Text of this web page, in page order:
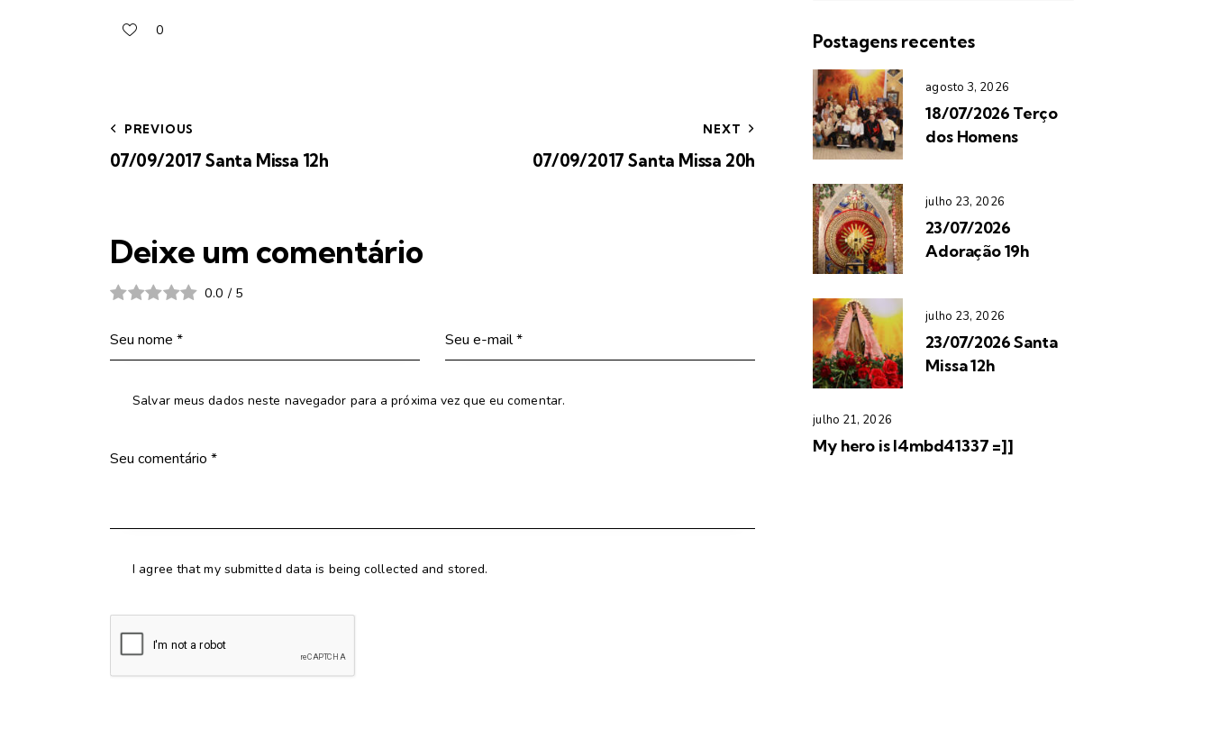
0
PREVIOUS
07/09/2017 Santa Missa 12h
NEXT
07/09/2017 Santa Missa 20h
Deixe um comentário
0.0 / 5
Salvar meus dados neste navegador para a próxima vez que eu comentar.
I agree that my submitted data is being collected and stored.
Postagens recentes
agosto 3, 2026
18/07/2026 Terço
dos Homens
julho 23, 2026
23/07/2026
Adoração 19h
julho 23, 2026
23/07/2026 Santa
Missa 12h
julho 21, 2026
My hero is l4mbd41337 =]]